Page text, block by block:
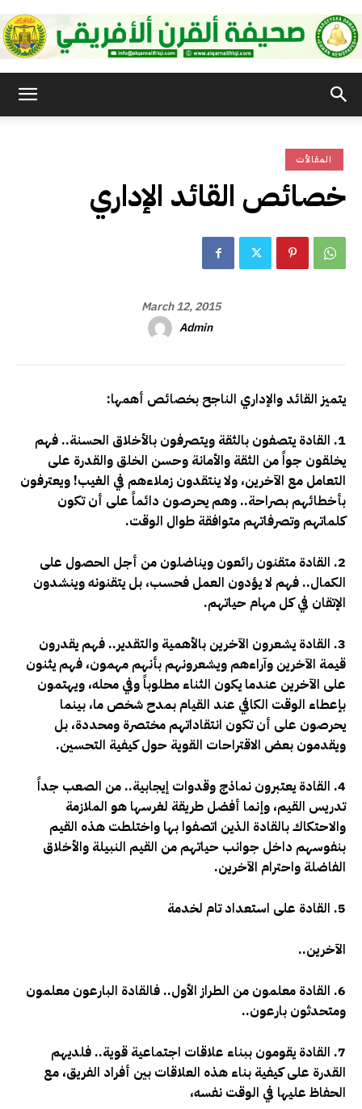
الأفريقي
المقالأت
خصائص القائد الإداري
March 12, 2015
Admin
يتميز القائد والإداري الناجح بخصائص أهمها:
1. القادة يتصفون بالثقة ويتصرفون بالأخلاق الحسنة.. فهم
يخلقون جواً من الثقة والأمانة وحسن الخلق والقدرة على
التعامل مع الآخرين، ولا ينتقدون زملاءهم في الغيب! ويعترفون
بأخطائهم بصراحة.. وهم يحرصون دائماً على أن تكون
كلماتهم وتصرفاتهم متوافقة طوال الوقت.
2. القادة متقنون رائعون ويناضلون من أجل الحصول على
الكمال.. فهم لا يؤدون العمل فحسب، بل يتقنونه وينشدون
الإتقان في كل مهام حياتهم.
3. القادة يشعرون الآخرين بالأهمية والتقدير.. فهم يقدرون
قيمة الآخرين وآراءهم ويشعرونهم بأنهم مهمون، فهم يثنون
على الآخرين عندما يكون الثناء مطلوباً وفي محله، ويهتمون
بإعطاء الوقت الكافي عند القيام بمدح شخص ما، بينما
يحرصون على أن تكون انتقاداتهم مختصرة ومحددة، بل
ويقدمون بعض الاقتراحات القوية حول كيفية التحسين.
4. القادة يعتبرون نماذج وقدوات إيجابية.. من الصعب جداً
تدريس القيم، وإنما أفضل طريقة لغرسها هو الملازمة
والاحتكاك بالقادة الذين اتصفوا بها واختلطت هذه القيم
بنفوسهم داخل جوانب حياتهم من القيم النبيلة والأخلاق
الفاضلة واحترام الآخرين.
5. القادة على استعداد تام لخدمة
الآخرين..
6. القادة معلمون من الطراز الأول.. فالقادة البارعون معلمون
ومتحدثون بارعون..
7. القادة يقومون ببناء علاقات اجتماعية قوية.. فلديهم
القدرة على كيفية بناء هذه العلاقات بين أفراد الفريق، مع
الحفاظ عليها في الوقت نفسه،